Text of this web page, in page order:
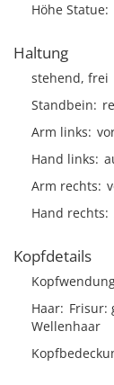
Höhe Statue
Haltung
stehend, frei
Standbein
Arm links
Hand links
Arm rechts
Hand rechts
Kopfdetails
Haar Frisur
Wellenhaar